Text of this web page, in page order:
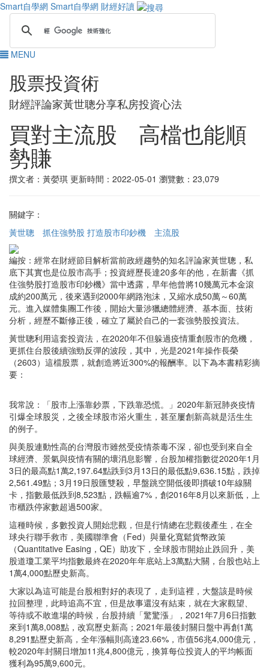
Smart自學網 Smart自學網 財經好讀
MENU
股票投資術
財經評論家黃世聰分享私房投資心法
買對主流股 高檔也能順
勢賺
撰文者：黃嫈琪 更新時間：2022-05-01 瀏覽數：23,079
關鍵字：
黃世聰
抓住強勢股 打造股市印鈔機 主流股
編按：經常在財經節目解析當前政經趨勢的知名評論家黃世聰，私
底下其實也是位股市高手；投資經歷長達20多年的他，在新書《抓
住強勢股打造股市印鈔機》當中透露，早年他曾將10幾萬元本金滾
成約200萬元，後來遇到2000年網路泡沫，又縮水成50萬～60萬
元。進入媒體集團工作後，開始大量涉獵總體經濟、基本面、技術
分析，經歷不斷修正後，確立了屬於自己的一套強勢股投資法。
黃世聰利用這套投資法，在2020年不但躲過疫情重創股市的危機，
更抓住台股後續強勁反彈的波段，其中，光是2021年操作長榮
（2603）這檔股票，就創造將近300%的報酬率。以下為本書精彩摘
要：
我常說：「股市上漲靠鈔票，下跌靠恐慌。」2020年新冠肺炎疫情
引爆全球股災，之後全球股市浴火重生，甚至屢創新高就是活生生
的例子。
與美股連動性高的台灣股市雖然受疫情荼毒不深，卻也受到來自全
球經濟、景氣與疫情有關的壞消息影響，台股加權指數從2020年1月
3日的最高點1萬2,197.64點跌到3月13日的最低點9,636.15點，跌掉
2,561.49點；3月19日股匯雙殺，早盤跳空開低後即摜破10年線關
卡，指數最低跌到8,523點，跌幅逾7%，創2016年8月以來新低，上
市櫃跌停家數超過500家。
這種時候，多數投資人開始悲觀，但是行情總在悲觀後產生，在全
球央行聯手救市，美國聯準會（Fed）與量化寬鬆貨幣政策
（Quantitative Easing，QE）助攻下，全球股市開始止跌回升，美
股道瓊工業平均指數最終在2020年年底站上3萬點大關，台股也站上
1萬4,000點歷史新高。
大家以為這可能是台股相對好的表現了，走到這裡，大盤該是時候
拉回整理，此時追高不宜，但是故事還沒有結束，就在大家觀望、
等待或不敢進場的時候，台股持續「驚驚漲」，2021年7月6日指數
來到1萬8,008點，改寫歷史新高；2021年最後封關日盤中再創1萬
8,291點歷史新高，全年漲幅則高達23.66%，市值56兆4,000億元，
較2020年封關日增加11兆4,800億元，換算每位投資人的平均帳面
獲利為95萬9,600元。